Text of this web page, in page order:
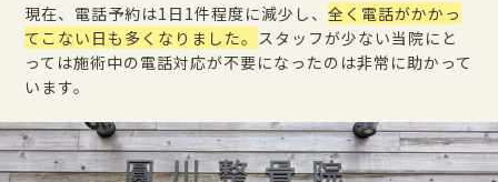
現在、電話予約は1日1件程度に減少し、全く電話がかかっ
てこない日も多くなりました。 スタッフが少ない当院にと
っては施術中の電話対応が不要になったのは非常に助かって
います。